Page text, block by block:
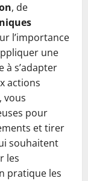
, de
l’importance
une
à s’adapter
actions
vous
pour
et tirer
souhaitent
les
pratique les